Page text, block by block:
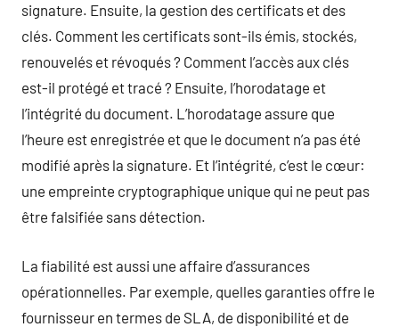
signature. Ensuite, la gestion des certificats et des
clés. Comment les certificats sont-ils émis, stockés,
renouvelés et révoqués ? Comment l’accès aux clés
est-il protégé et tracé ? Ensuite, l’horodatage et
l’intégrité du document. L’horodatage assure que
l’heure est enregistrée et que le document n’a pas été
modifié après la signature. Et l’intégrité, c’est le cœur:
une empreinte cryptographique unique qui ne peut pas
être falsifiée sans détection.
La fiabilité est aussi une affaire d’assurances
opérationnelles. Par exemple, quelles garanties offre le
fournisseur en termes de SLA, de disponibilité et de